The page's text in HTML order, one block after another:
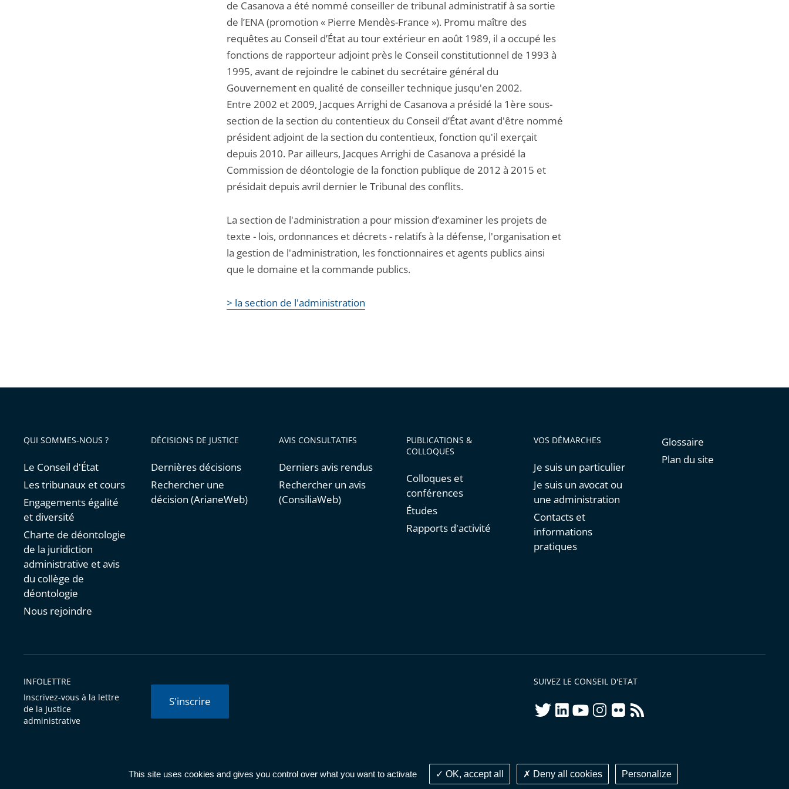
This site uses cookies and gives you control over what you want to activate OK, accept all Deny all cookies Personalize
de Casanova a été nommé conseiller de tribunal administratif à sa sortie
de l’ENA (promotion « Pierre Mendès-France »). Promu maître des
requêtes au Conseil d’État au tour extérieur en août 1989, il a occupé les
fonctions de rapporteur adjoint près le Conseil constitutionnel de 1993 à
1995, avant de rejoindre le cabinet du secrétaire général du
Gouvernement en qualité de conseiller technique jusqu'en 2002.
Entre 2002 et 2009, Jacques Arrighi de Casanova a présidé la 1ère sous-
section de la section du contentieux du Conseil d’État avant d'être nommé
président adjoint de la section du contentieux, fonction qu'il exerçait
depuis 2010. Par ailleurs, Jacques Arrighi de Casanova a présidé la
Commission de déontologie de la fonction publique de 2012 à 2015 et
présidait depuis avril dernier le Tribunal des conflits.
La section de l'administration a pour mission d’examiner les projets de
texte - lois, ordonnances et décrets - relatifs à la défense, l'organisation et
la gestion de l'administration, les fonctionnaires et agents publics ainsi
que le domaine et la commande publics.
> la section de l'administration
QUI SOMMES-NOUS ?
Le Conseil d'État
Les tribunaux et cours
Engagements égalité
et diversité
Charte de déontologie
de la juridiction
administrative et avis
du collège de
déontologie
Nous rejoindre
DÉCISIONS DE JUSTICE
Dernières décisions
Rechercher une
décision (ArianeWeb)
AVIS CONSULTATIFS
Derniers avis rendus
Rechercher un avis
(ConsiliaWeb)
PUBLICATIONS &
COLLOQUES
Colloques et
conférences
Études
Rapports d'activité
VOS DÉMARCHES
Je suis un particulier
Je suis un avocat ou
une administration
Contacts et
informations
pratiques
Glossaire
Plan du site
INFOLETTRE
Inscrivez-vous à la lettre
de la Justice
administrative
S'inscrire
SUIVEZ LE CONSEIL D'ETAT
twitterlinkedInyoutubeinstagram
flickrrss
Publications administratives-Accessibilité : partiellement conforme